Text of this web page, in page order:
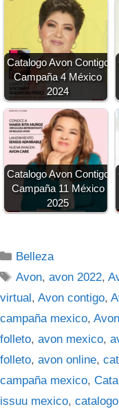
Catalogo Avon Contigo
Campaña 4 México
2024
Catalogo Avon Contigo
Campaña 11 México
2025
Categorías
Belleza
Etiquetas
Avon,avon 2022,
virtual , Avon contigo,
campaña mexico,
folleto, avon mexico,
folleto, avon online,
campaña mexico,
issuu mexico,